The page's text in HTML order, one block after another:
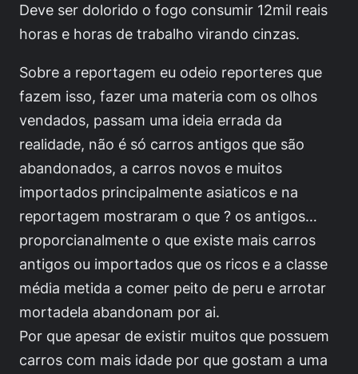
Deve ser dolorido o fogo consumir 12mil reais
horas e horas de trabalho virando cinzas.
Sobre a reportagem eu odeio reporteres que
fazem isso, fazer uma materia com os olhos
vendados, passam uma ideia errada da
realidade, não é só carros antigos que são
abandonados, a carros novos e muitos
importados principalmente asiaticos e na
reportagem mostraram o que ? os antigos…
proporcianalmente o que existe mais carros
antigos ou importados que os ricos e a classe
média metida a comer peito de peru e arrotar
mortadela abandonam por ai.
Por que apesar de existir muitos que possuem
carros com mais idade por que gostam a uma